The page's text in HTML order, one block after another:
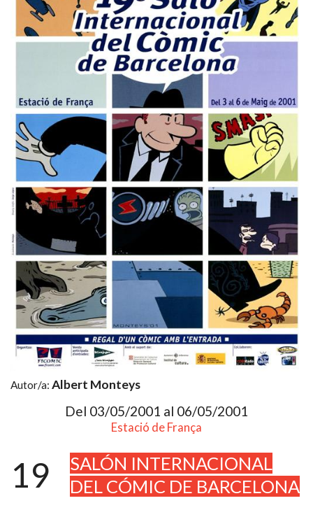
Autor/a: Albert Monteys
Del 03/05/2001 al 06/05/2001
Estació de França
19
SALÓN INTERNACIONAL
DEL CÓMIC DE BARCELONA